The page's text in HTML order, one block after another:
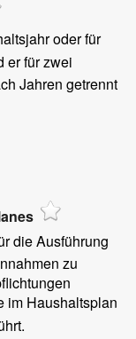
oder für
er für zwei
Jahren getrennt
die Ausführung
zu
im Haushaltsplan